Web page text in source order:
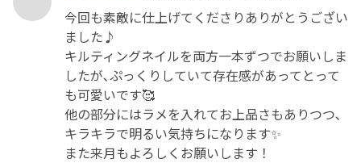
今回も素敵に仕上げてくださりありがとうござい
ました♪
キルティングネイルを両方一本ずつでお願いしま
したが､ぷっくりしていて存在感があってとって
も可愛いです🥰
他の部分にはラメを入れてお上品さもありつつ､
キラキラで明るい気持ちになります✨
また来月もよろしくお願いします！